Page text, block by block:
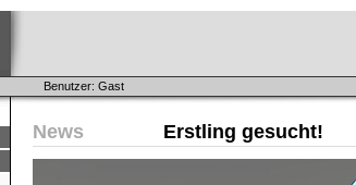
Benutzer: Gast
News Erstling gesucht!